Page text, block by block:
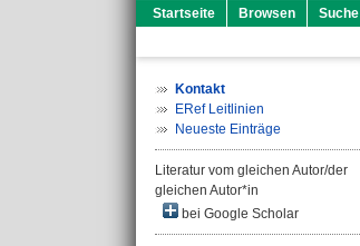
Startseite Browsen Suche
Kontakt
ERef Leitlinien
Neueste Einträge
Literatur vom gleichen Autor/der
gleichen Autor*in
bei Google Scholar